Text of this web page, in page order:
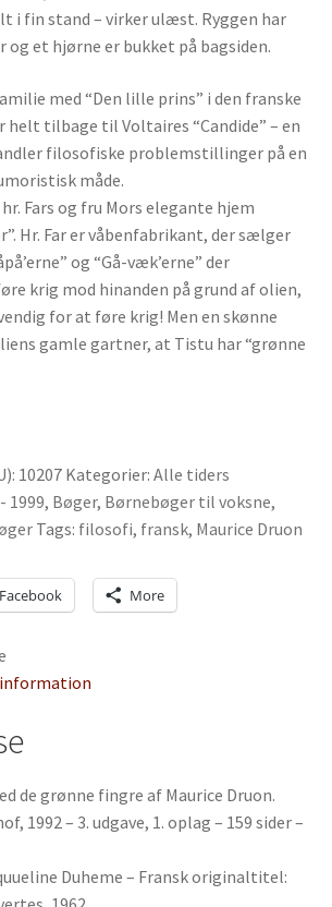
i fin stand – virker ulæst. Ryggen har
og et hjørne er bukket på bagsiden.
med “Den lille prins” i den franske
tilbage til Voltaires “Candide” – en
filosofiske problemstillinger på en
måde.
Fars og fru Mors elegante hjem
Hr. Far er våbenfabrikant, der sælger
og “Gå-væk’erne” der
krig mod hinanden på grund af olien,
for at føre krig! Men en skønne
gamle gartner, at Tistu har “grønne
10207 Kategorier: Alle tiders
1999, Bøger, Børnebøger til voksne,
Tags: filosofi, fransk, Maurice Druon
Facebook More
de grønne fingre af Maurice Druon.
1992 – 3. udgave, 1. oplag – 159 sider –
Duheme – Fransk originaltitel: